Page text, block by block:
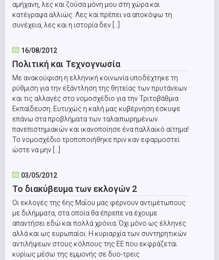
αμήχανη, λες και ζούσα μόνη μου στη χώρα και
κατέγραψα αλλιώς. Λες και πρέπει να αποκόψω τη
συνέχεια, λες και η ιστορία δεν [...]
16/08/2012
Πολιτική και Τεχνογνωσία
Με ανακούφιση η ελληνική κοινωνία υποδέχτηκε τη
ρύθμιση για την εξάντληση της θητείας των πρυτάνεων
και τις αλλαγές στο νομοσχέδιο για την Τριτοβάθμια
Εκπαίδευση. Ευτυχώς η καλή μας κυβέρνηση έσκυψε
επάνω στα προβλήματα των ταλαιπωρημένων
πανεπιστημιακών και ικανοποίησε ένα παλλαϊκό αίτημα!
Το νομοσχέδιο τροποποιήθηκε πριν καν εφαρμοστεί
ώστε να μην [...]
03/05/2012
Το διακύβευμα των εκλογών 2
Oι εκλογές της 6ης Μαΐου μας φέρνουν αντιμέτωπους
με διλήμματα, στα οποία θα έπρεπε να έχουμε
απαντήσει εδώ και πολλά χρόνια. Όχι μόνο ως έλληνες
αλλά και ως ευρωπαίοι. Η κυριαρχία των συντηρητικών
αντιλήψεων στους κόλπους της ΕΕ που εκφράζεται
κυρίως μέσω της εμμονής σε δυο-τρεις